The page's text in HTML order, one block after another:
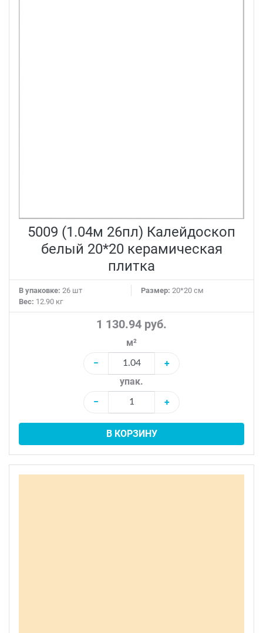
5009 (1.04м 26пл) Калейдоскоп
белый 20*20 керамическая
плитка
В упаковке: 26 шт Размер: 20*20 см
Вес: 12.90 кг
1 130.94 руб.
м²
−
+
упак.
−
+
В КОРЗИНУ